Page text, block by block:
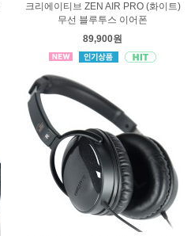
크리에이티브 ZEN AIR PRO (화이트)
무선 블루투스 이어폰
89,900원